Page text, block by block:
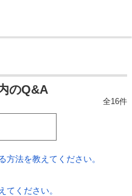
のQ&A
全16件
方法を教えてください。
てください。